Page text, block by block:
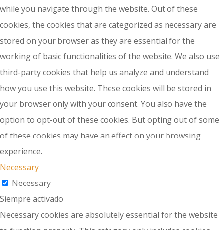
while you navigate through the website. Out of these
cookies, the cookies that are categorized as necessary are
stored on your browser as they are essential for the
working of basic functionalities of the website. We also use
third-party cookies that help us analyze and understand
how you use this website. These cookies will be stored in
your browser only with your consent. You also have the
option to opt-out of these cookies. But opting out of some
of these cookies may have an effect on your browsing
experience.
Necessary
Necessary
Siempre activado
Necessary cookies are absolutely essential for the website